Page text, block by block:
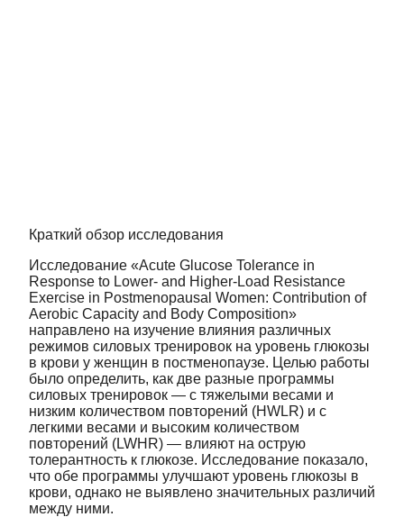
Краткий обзор исследования
Исследование «Acute Glucose Tolerance in
Response to Lower- and Higher-Load Resistance
Exercise in Postmenopausal Women: Contribution of
Aerobic Capacity and Body Composition»
направлено на изучение влияния различных
режимов силовых тренировок на уровень глюкозы
в крови у женщин в постменопаузе. Целью работы
было определить, как две разные программы
силовых тренировок — с тяжелыми весами и
низким количеством повторений (HWLR) и с
легкими весами и высоким количеством
повторений (LWHR) — влияют на острую
толерантность к глюкозе. Исследование показало,
что обе программы улучшают уровень глюкозы в
крови, однако не выявлено значительных различий
между ними.